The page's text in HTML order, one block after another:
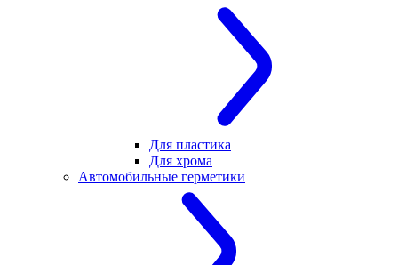
Для пластика
Для хрома
Автомобильные герметики